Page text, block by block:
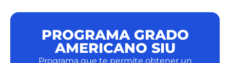
PROGRAMA GRADO
AMERICANO SIU
Programa que te permite obtener un